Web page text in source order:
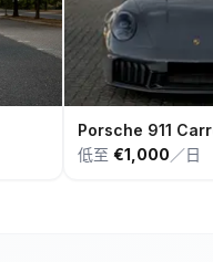
Porsche 911
低至 €1,000 ／日